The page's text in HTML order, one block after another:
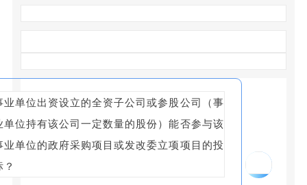
业单位出资设立的全资子公司或参股公司（事
单位持有该公司一定数量的股份）能否参与该
业单位的政府采购项目或发改委立项项目的投
？